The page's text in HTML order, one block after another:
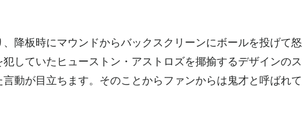
降板時にマウンドからバックスクリーンにボールを投げて怒
していたヒューストン・アストロズを揶揄するデザインのス
動が目立ちます。そのことからファンからは鬼才と呼ばれて